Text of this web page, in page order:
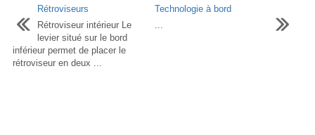
Rétroviseurs
Rétroviseur intérieur Le
levier situé sur le bord
inférieur permet de placer le
rétroviseur en deux ...
Technologie à bord